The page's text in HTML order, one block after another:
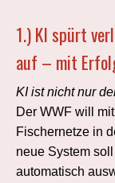
1.)KI spürt
auf – mit
KI ist nicht nur
Der WWF will
Fischernetze in
neue System
automatisch